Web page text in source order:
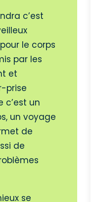
c’est
le corps
par les
et
prise
c’est un
un voyage
de
de
se